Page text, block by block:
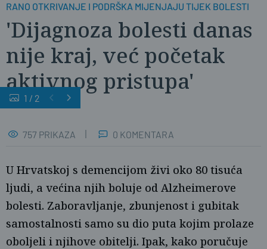
RANO OTKRIVANJE I PODRŠKA MIJENJAJU TIJEK BOLESTI
'Dijagnoza bolesti danas
nije kraj, već početak
aktivnog pristupa'
1 / 2
757 PRIKAZA 0 KOMENTARA
U Hrvatskoj s demencijom živi oko 80 tisuća
ljudi, a većina njih boluje od Alzheimerove
bolesti. Zaboravljanje, zbunjenost i gubitak
samostalnosti samo su dio puta kojim prolaze
oboljeli i njihove obitelji. Ipak, kako poručuje